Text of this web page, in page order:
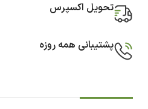
تحویل اکسپرس
پشتیبانی همه روزه